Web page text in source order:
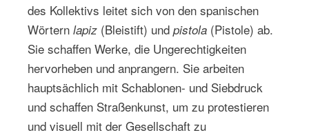
des Kollektivs leitet sich von den spanischen
Wörternlapiz (Bleistift) undpistola (Pistole) ab.
Sie schaffen Werke, die Ungerechtigkeiten
hervorheben und anprangern. Sie arbeiten
hauptsächlich mit Schablonen- und Siebdruck
und schaffen Straßenkunst, um zu protestieren
und visuell mit der Gesellschaft zu